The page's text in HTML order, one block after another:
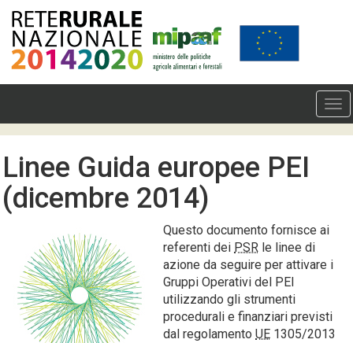
Linee Guida europee PEI
(dicembre 2014)
Questo documento fornisce ai
referenti dei PSR le linee di
azione da seguire per attivare i
Gruppi Operativi del PEI
utilizzando gli strumenti
procedurali e finanziari previsti
dal regolamento UE 1305/2013